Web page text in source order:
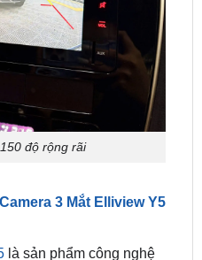
độ rộng rãi
3 Mắt Elliview Y5
là sản phẩm công nghệ
Mitsubishi Outlander,